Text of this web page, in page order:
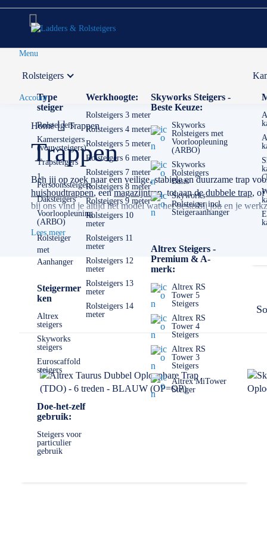
Menu
Rolsteigers
Type
steiger
Rolsteigers
Kamersteigers
(vouwsteigers)
Trapsteigers
1-
Persoonssteigers
Daksteigers
Voorloopleuning
(ARBO)
Rolsteiger
met
Aanhanger
Steigermer
ken
Altrex
steigers
Skyworks
steigers
Euroscaffold
steigers
Doe-het-zelf
gebruik:
Steigers voor
particulier
gebruik
Werkhoogte:
Rolsteigers 3 meter
Rolsteigers 4 meter
Rolsteigers 5 meter
Rolsteigers 6 meter
Rolsteigers 7 meter
Rolsteigers 8 meter
Rolsteigers 9 meter
Rolsteigers 10
meter
Rolsteigers 11
meter
Rolsteigers 12
meter
Rolsteigers 13
meter
Rolsteigers 14
meter
Skyworks Steigers -
Beste Keuze:
Skyworks
Rolsteigers met
Voorloopleuning
(ARBO)
Skyworks
Rolsteigers
Basis
Skyworks
Rolsteiger incl.
Steigeraanhanger
Altrex Steigers -
Premium & A-
merk:
Altrex RS
Tower 5
Steigers
Altrex RS
Tower 4
Steigers
Altrex RS
Tower 3
Steigers
Altrex MiTower
Steiger
Account
Home Trappen
Trappen
Ben jij op zoek naar een veilige, stabiele en duurzame trap
huishoudtrappen, eenmagazijntrap, tot aan dedubbele trap, of
bij ons vind je altijd het model wat het beste bij jou en je
Wij leveren trappen van alleen topmerken zoals bijvoorbeeld :
verschillende uitvoeringen zit vooral in stabiliteit, veiligheid,
incidenteel thuisgebruik tot dagelijks professioneel werk.
Ga voor jezelf na welke eisen jij aan een trap stelt. Waar
model is verkrijgbaar in verschillende aantal treden, van 2
✅ Volgende werkdag op locatie
✅ Meedenkende klantenservice
✅0511- 40 25 64
Lees meer